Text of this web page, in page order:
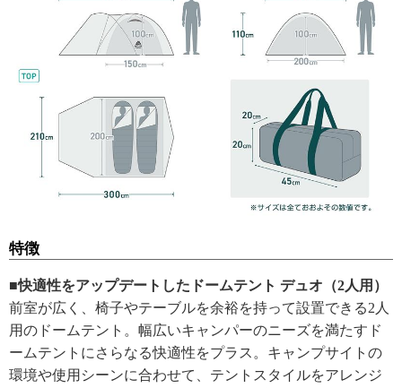
特徴
■快適性をアップデートしたドームテント デュオ（2人用）
前室が広く、椅子やテーブルを余裕を持って設置できる2人
用のドームテント。幅広いキャンパーのニーズを満たすド
ームテントにさらなる快適性をプラス。キャンプサイトの
環境や使用シーンに合わせて、テントスタイルをアレンジ